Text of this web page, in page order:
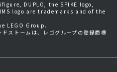
DUPLO, the SPIKE logo,
logo are trademarks and of the
LEGO Group.
ストームは、レゴグループの登録商標